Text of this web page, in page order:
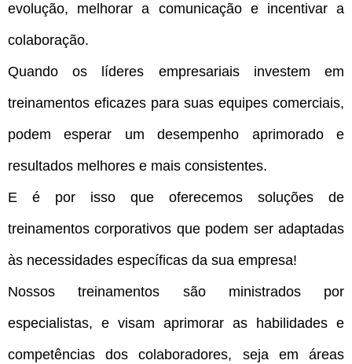
evolução, melhorar a comunicação e incentivar a
colaboração.
Quando os líderes empresariais investem em
treinamentos eficazes para suas equipes comerciais,
podem esperar um desempenho aprimorado e
resultados melhores e mais consistentes.
E é por isso que oferecemos soluções de
treinamentos corporativos que podem ser adaptadas
às necessidades específicas da sua empresa!
Nossos treinamentos são ministrados por
especialistas, e visam aprimorar as habilidades e
competências dos colaboradores, seja em áreas